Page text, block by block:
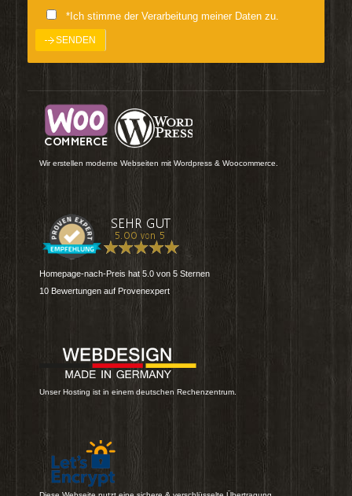
*Ich stimme der Verarbeitung meiner Daten zu.
Wir erstellen moderne Webseiten mit Wordpress & Woocommerce.
Homepage-nach-Preis hat 5.0 von 5 Sternen
10 Bewertungen auf Provenexpert
Unser Hosting ist in einem deutschen Rechenzentrum.